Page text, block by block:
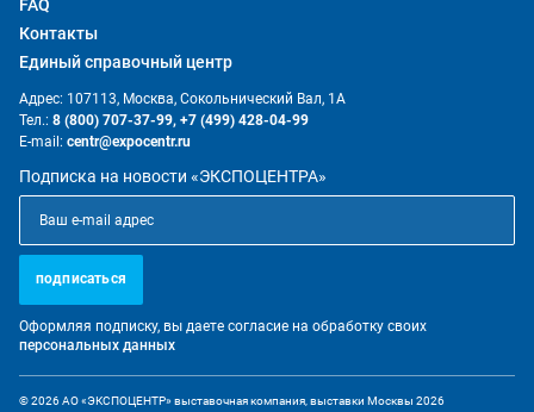
FAQ
Контакты
Единый справочный центр
Адрес: 107113, Москва, Сокольнический Вал, 1А
Тел.: 8 (800) 707-37-99, +7 (499) 428-04-99
E-mail: centr@expocentr.ru
Подписка на новости «ЭКСПОЦЕНТРА»
подписаться
Оформляя подписку, вы даете согласие на обработку своих
персональных данных
© 2026 АО «ЭКСПОЦЕНТР» выставочная компания, выставки Москвы 2026